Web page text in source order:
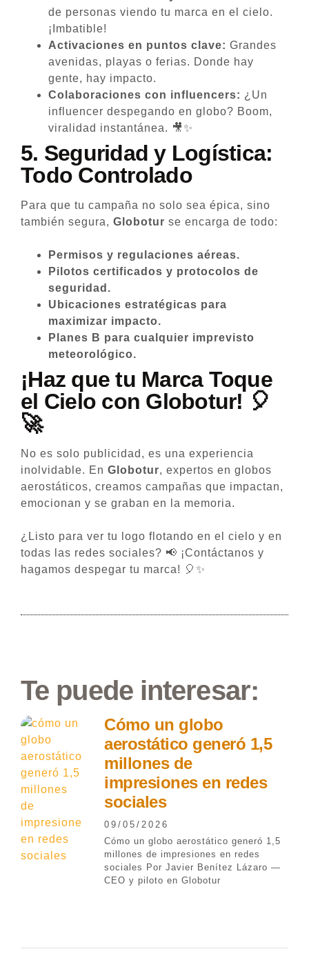
de personas viendo tu marca en el cielo.
¡Imbatible!
Activaciones en puntos clave: Grandes
avenidas, playas o ferias. Donde hay
gente, hay impacto.
Colaboraciones con influencers: ¿Un
influencer despegando en globo? Boom,
viralidad instantánea. 🎥✨
5. Seguridad y Logística:
Todo Controlado
Para que tu campaña no solo sea épica, sino
también segura, Globotur se encarga de todo:
Permisos y regulaciones aéreas.
Pilotos certificados y protocolos de
seguridad.
Ubicaciones estratégicas para
maximizar impacto.
Planes B para cualquier imprevisto
meteorológico.
¡Haz que tu Marca Toque
el Cielo con Globotur! 🎈
🚀
No es solo publicidad, es una experiencia
inolvidable. En Globotur, expertos en globos
aerostáticos, creamos campañas que impactan,
emocionan y se graban en la memoria.
¿Listo para ver tu logo flotando en el cielo y en
todas las redes sociales? 📢 ¡Contáctanos y
hagamos despegar tu marca! 🎈✨
Te puede interesar:
Cómo un globo
aerostático generó 1,5
millones de
impresiones en redes
sociales
09/05/2026
Cómo un globo aerostático generó 1,5
millones de impresiones en redes
sociales Por Javier Benítez Lázaro —
CEO y piloto en Globotur